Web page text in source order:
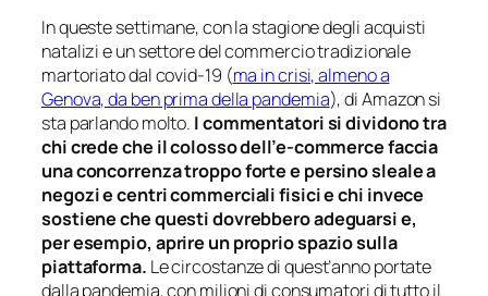
In queste settimane, con la stagione degli acquisti
natalizi e un settore del commercio tradizionale
martoriato dal covid-19 (ma in crisi, almeno a
Genova, da ben prima della pandemia), di Amazon si
sta parlando molto. I commentatori si dividono tra
chi crede che il colosso dell’e-commerce faccia
una concorrenza troppo forte e persino sleale a
negozi e centri commerciali fisici e chi invece
sostiene che questi dovrebbero adeguarsi e,
per esempio, aprire un proprio spazio sulla
piattaforma. Le circostanze di quest’anno portate
dalla pandemia, con milioni di consumatori di tutto il